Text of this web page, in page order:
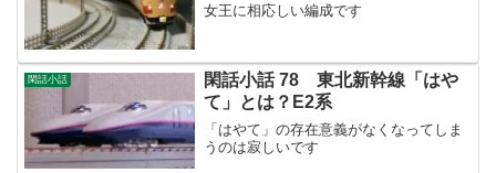
女王に相応しい編成です
閑話小話
閑話小話 78 東北新幹線「はや
て」とは？E2系
「はやて」の存在意義がなくなってしま
うのは寂しいです